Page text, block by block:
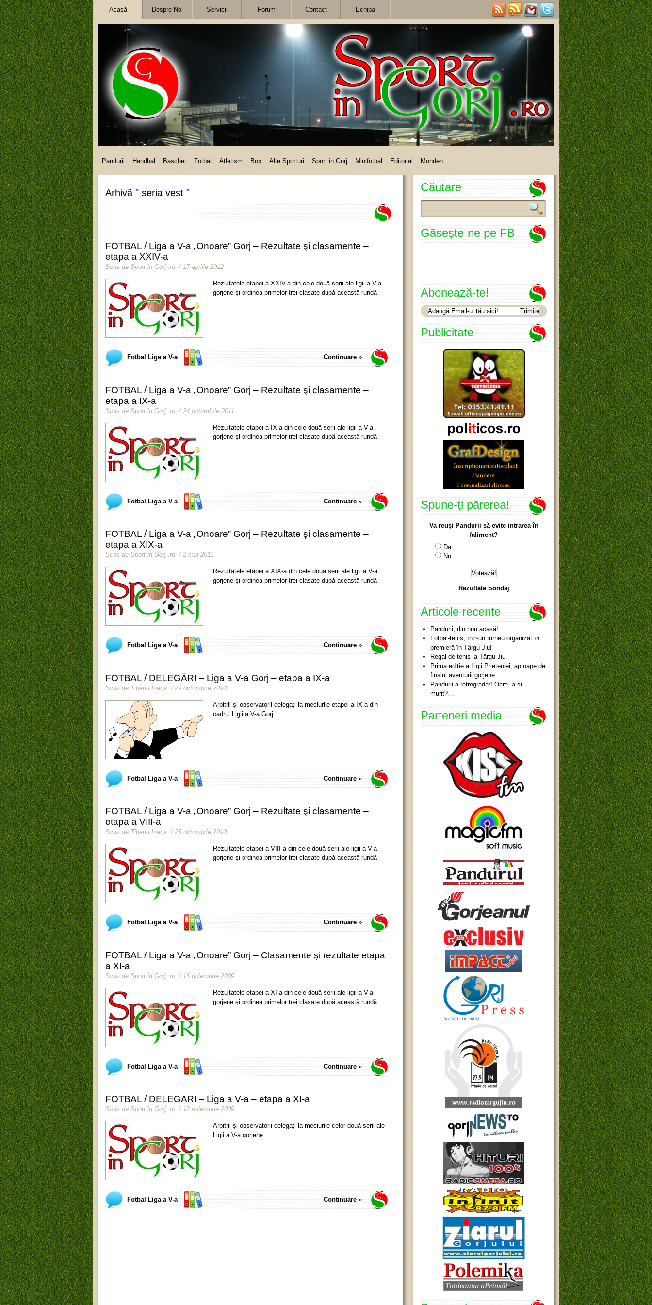
Acasă Despre Noi Servicii Forum Contact Echipa
Pandurii Handbal Baschet Fotbal Atletism Box Alte Sporturi Sport in Gorj Minifotbal Editorial Monden
Arhivă " seria vest "
FOTBAL / Liga a V-a „Onoare” Gorj – Rezultate şi clasamente –
etapa a XXIV-a
Scris de Sport in Gorj .ro. / 17 aprilie 2012
Rezultatele etapei a XXIV-a din cele două serii ale ligii a V-a
gorjene şi ordinea primelor trei clasate după această rundă
Fotbal , Liga a V-a Continuare »
FOTBAL / Liga a V-a „Onoare” Gorj – Rezultate şi clasamente –
etapa a IX-a
Scris de Sport in Gorj .ro / 24 octombrie 2011
Rezultatele etapei a IX-a din cele două serii ale ligii a V-a
gorjene şi ordinea primelor trei clasate după această rundă
Fotbal Liga a V-a Continuare »
FOTBAL / Liga a V-a „Onoare” Gorj – Rezultate şi clasamente –
etapa a XIX-a
Scris de Sport in Gorj .ro. / 2 mai 2011
Rezultatele etapei a XIX-a din cele două serii ale ligii a V-a
gorjene şi ordinea primelor trei clasate după această rundă
Fotbal , Liga a V-a Continuare »
FOTBAL / DELEGĂRI – Liga a V-a Gorj – etapa a IX-a
Scris de Tiberiu Ioana / 29 octombrie 2010
Arbitrii şi observatorii delegaţi la meciurile etapei a IX-a din
cadrul Ligii a V-a Gorj
Fotbal Liga a V-a Continuare »
FOTBAL / Liga a V-a „Onoare” Gorj – Rezultate şi clasamente –
etapa a VIII-a
Scris de Tiberiu Ioana. / 25 octombrie 2010
Rezultatele etapei a VIII-a din cele două serii ale ligii a V-a
gorjene şi ordinea primelor trei clasate după această rundă
Fotbal , Liga a V-a Continuare »
FOTBAL / Liga a V-a „Onoare” Gorj – Clasamente şi rezultate etapa
a XI-a
Scris de Sport in Gorj .ro / 16 noiembrie 2009
Rezultatele etapei a XI-a din cele două serii ale ligii a V-a
gorjene şi ordinea primelor trei clasate după această rundă
Fotbal Liga a V-a Continuare »
FOTBAL / DELEGARI – Liga a V-a – etapa a XI-a
Scris de Sport in Gorj .ro. / 12 noiembrie 2009
Arbitrii şi observatorii delegaţi la meciurile celor două serii ale
Ligii a V-a gorjene
Fotbal , Liga a V-a Continuare »
Căutare
Găseşte-ne pe FB
Abonează-te!
Publicitate
Spune-ţi părerea!
Va reuși Pandurii să evite intrarea în
faliment?
Da
Nu
Rezultate Sondaj
Articole recente
Pandurii, din nou acasă!
Fotbal-tenis, într-un turneu organizat în
premieră în Târgu Jiu!
Regal de tenis la Târgu Jiu
Prima ediție a Ligii Prieteniei, aproape de
finalul aventurii gorjene
Pandurii a retrogradat! Oare, a și
murit?…
Parteneri media